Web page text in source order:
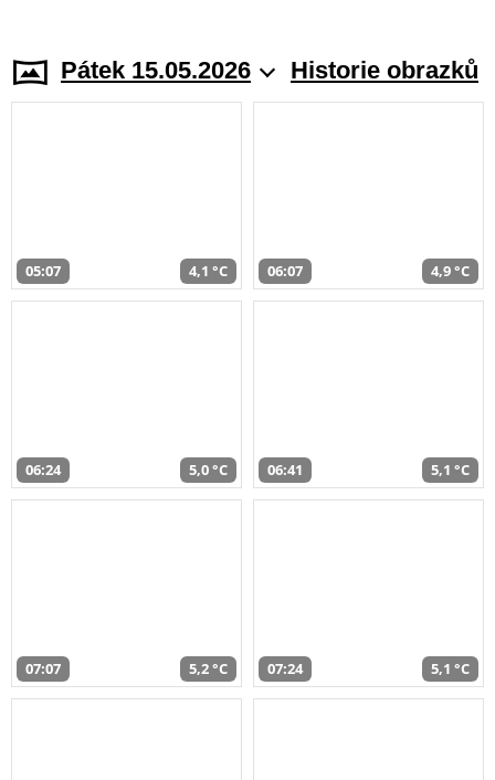
Pátek 15.05.2026 Historie obrazků
05:07 4,1 °C 06:07 4,9 °C
06:24 5,0 °C 06:41 5,1 °C
07:07 5,2 °C 07:24 5,1 °C